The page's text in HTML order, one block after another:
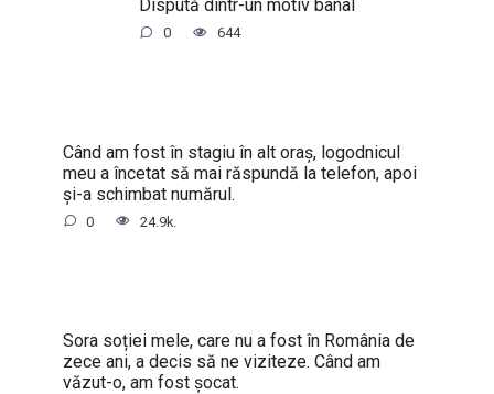
Dispută dintr-un motiv banal
0 644
Când am fost în stagiu în alt oraș, logodnicul
meu a încetat să mai răspundă la telefon, apoi
și-a schimbat numărul.
0 24.9k.
Sora soției mele, care nu a fost în România de
zece ani, a decis să ne viziteze. Când am
văzut-o, am fost șocat.